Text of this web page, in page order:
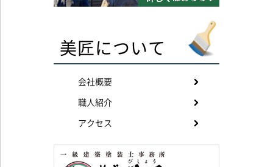
美匠について
会社概要
職人紹介
アクセス